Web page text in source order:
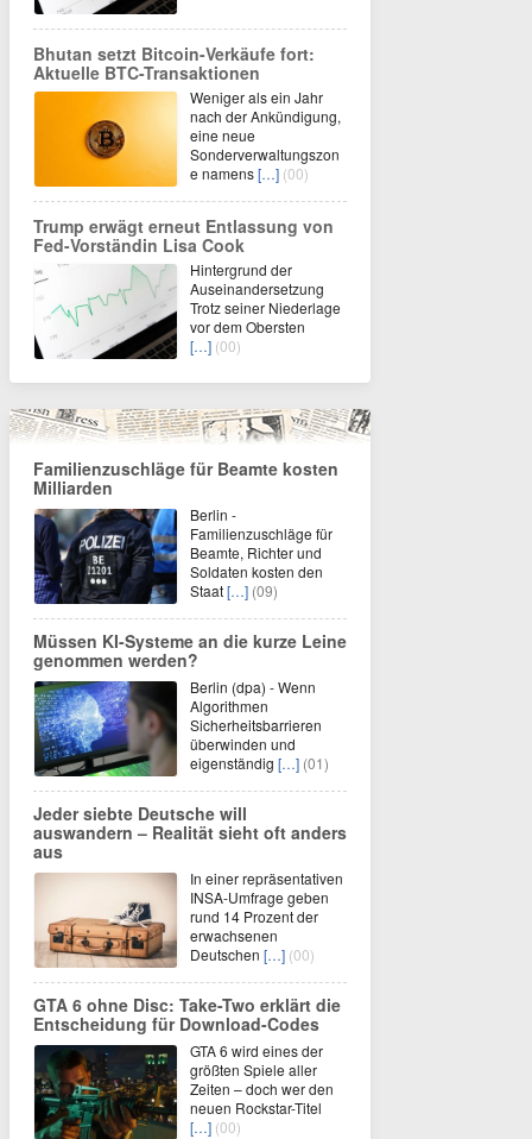
Bhutan setzt Bitcoin-Verkäufe fort:
Aktuelle BTC-Transaktionen
Weniger als ein Jahr
nach der Ankündigung,
eine neue
Sonderverwaltungszon
e namens[…] (00)
Trump erwägt erneut Entlassung von
Fed-Vorständin Lisa Cook
Hintergrund der
Auseinandersetzung
Trotz seiner Niederlage
vor dem Obersten
[…] (00)
Familienzuschläge für Beamte kosten
Milliarden
Berlin -
Familienzuschläge für
Beamte, Richter und
Soldaten kosten den
Staat[…] (09)
Müssen KI-Systeme an die kurze Leine
genommen werden?
Berlin (dpa) - Wenn
Algorithmen
Sicherheitsbarrieren
überwinden und
eigenständig […] (01)
Jeder siebte Deutsche will
auswandern – Realität sieht oft anders
aus
In einer repräsentativen
INSA-Umfrage geben
rund 14 Prozent der
erwachsenen
Deutschen […] (00)
GTA 6 ohne Disc: Take-Two erklärt die
Entscheidung für Download-Codes
GTA 6 wird eines der
größten Spiele aller
Zeiten – doch wer den
neuen Rockstar-Titel
[…] (00)